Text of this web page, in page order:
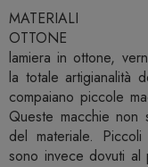
MATERIALI
OTTONE
lamiera in ottone,
la totale artigianalità
compaiano piccole
Queste macchie non
del materiale.
sono invece dovuti al